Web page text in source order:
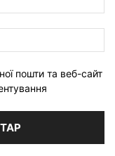
пошти та веб-сайт